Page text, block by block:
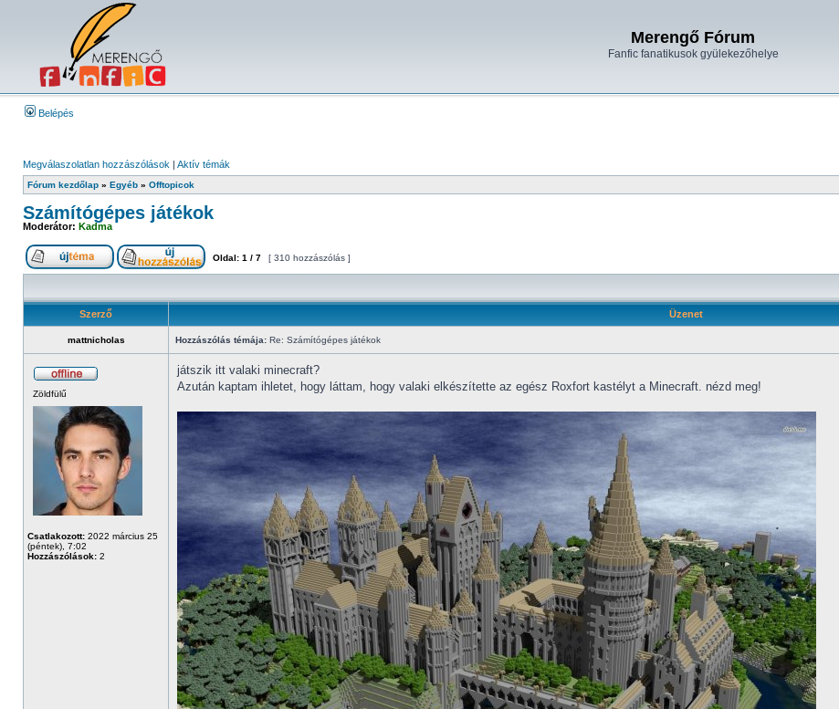
Merengő Fórum
Fanfic fanatikusok gyülekezőhelye
Belépés
Megválaszolatlan hozzászólások | Aktív témák
Fórum kezdőlap » Egyéb » Offtopicok
Számítógépes játékok
Moderátor: Kadma
Oldal: 1 / 7 [ 310 hozzászólás ]
Szerző Üzenet
mattnicholas Hozzászólás témája: Re: Számítógépes játékok
Zöldfülű
Csatlakozott: 2022 március 25
(péntek), 7:02
Hozzászólások: 2
játszik itt valaki minecraft?
Azután kaptam ihletet, hogy láttam, hogy valaki elkészítette az egész Roxfort kastélyt a Minecraft. nézd meg!